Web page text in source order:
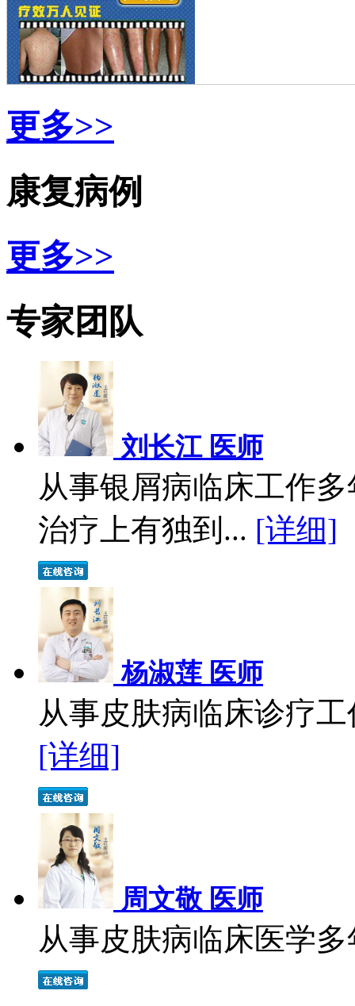
更多>>
康复病例
更多>>
专家团队
刘长江 医师
从事银屑病临床工作
治疗上有独到... [详细]
杨淑莲 医师
从事皮肤病临床诊疗
[详细]
周文敬 医师
从事皮肤病临床医学